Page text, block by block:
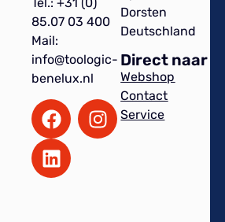
85.07 03 400
Mail:
info@toologic-
benelux.nl
Dorsten
Deutschland
Direct naar
Webshop
Contact
Service